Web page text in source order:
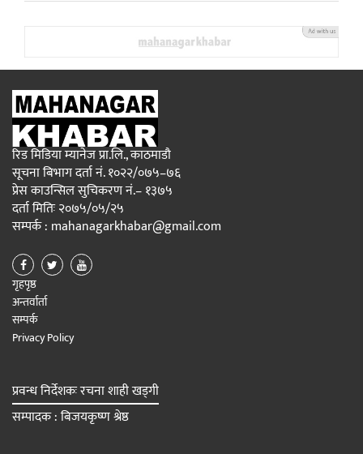
रिड मिडिया म्यानेज प्रा.लि., काठमाडौ
सूचना बिभाग दर्ता नं. १०२२/०७५–७६
प्रेस काउन्सिल सुचिकरण नं.– १३७५
दर्ता मितिः २०७५/०५/२५
सम्पर्क : mahanagarkhabar@gmail.com
गृहपृष्ठ
अन्तर्वार्ता
सम्पर्क
Privacy Policy
प्रवन्ध निर्देशकः रचना शाही खड्गी
सम्पादक : बिजयकृष्ण श्रेष्ठ